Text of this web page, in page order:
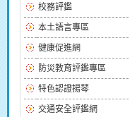
校務評鑑
本土語言專區
健康促進網
防災教育評鑑專區
特色認證揚琴
交通安全評鑑網